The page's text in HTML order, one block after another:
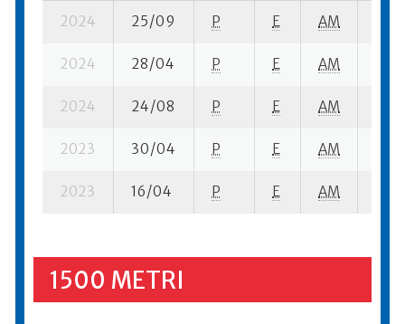
2024 25/09 P E AM
2024 28/04 P E AM
2024 24/08 P E AM
2023 30/04 P E AM
2023 16/04 P E AM
1500 METRI